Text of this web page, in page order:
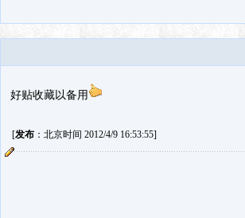
好贴收藏以备用
[发布：北京时间 2012/4/9 16:53:55]